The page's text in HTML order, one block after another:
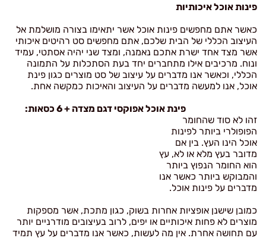
כאשר אתם מחפשים פינות אוכל אשר יתאימו בצורה מושלמת אל
העיצוב הכללי של הבית שלכם, אתם מחפשים סט רהיטים איכותי
אשר מצד אחד ישרת אתכם נאמנה, ומצד שני יהיה אסתטי, עמיד
ונוח. מרכיבים אילו מתחברים יחד בעת הסתכלות על התמונה
הכללי, וכאשר אנו מדברים על עיצוב של סט מוצרים כגון פינת
אוכל, אנו למעשה מדברים על העיצוב והאיכות כמקשה אחת.
פינת אוכל אפוקסי דגם מצדה + 6 כסאות:
הפופולרי ביותר לפינות
אוכל הינו העץ. בין אם
מדובר בעץ מלא או לא, עץ
הוא החומר הנפוץ ביותר
והמבוקש ביותר כאשר אנו
מדברים על פינות אוכל.
כמובן שישנן אופציות אחרות בשוק, כגון מתכת, אשר מספקות
עם תחושה אחרת. אין מה לעשות, כאשר אנו מדברים על עץ תמיד
מדברים על משהו חם יותר, רך יותר, נעים יותר למגע. מתכת